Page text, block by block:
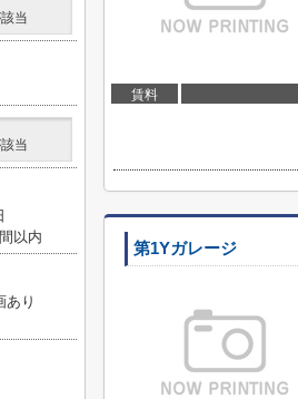
賃料
第1Yガレージ
当
当
以内
あり